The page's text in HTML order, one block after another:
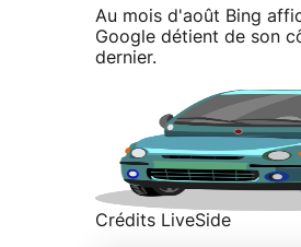
Au mois d'août Bing
Google détient de son
dernier.
Crédits LiveSide